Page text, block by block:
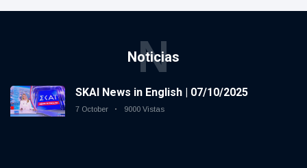
Noticias
N
SKAI News in English | 07/10/2025
7 October 9000 Vistas